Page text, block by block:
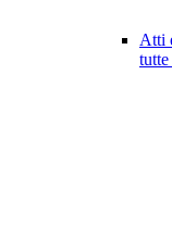
Atti